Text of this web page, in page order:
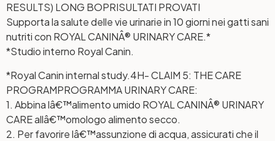
RESULTS) LONG BOPRISULTATI PROVATI
Supporta la salute delle vie urinarie in 10 giorni nei gatti sani
nutriti con ROYAL CANINÂ® URINARY CARE.*
*Studio interno Royal Canin.
*Royal Canin internal study.4H- CLAIM 5: THE CARE
PROGRAMPROGRAMMA URINARY CARE:
1. Abbina lâ€™alimento umido ROYAL CANINÂ® URINARY
CARE allâ€™omologo alimento secco.
2. Per favorire lâ€™assunzione di acqua, assicurati che il